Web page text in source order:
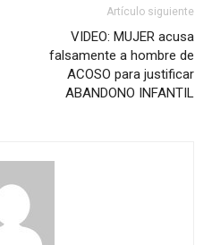
Artículo siguiente
VIDEO: MUJER acusa
falsamente a hombre de
ACOSO para justificar
ABANDONO INFANTIL